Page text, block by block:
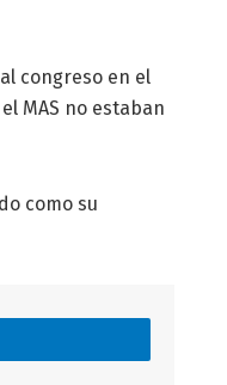
congreso en el
MAS no estaban
como su